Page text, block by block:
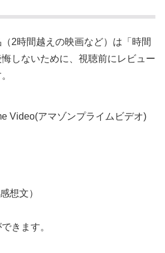
2時間越えの映画など）は「時間
しないために、視聴前にレビュー
Video(アマゾンプライムビデオ)
想文）
きます。